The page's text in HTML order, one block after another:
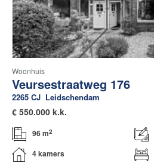
Woonhuis
Veursestraatweg 176
2265 CJ Leidschendam
€ 550.000 k.k.
96 m2
4 kamers